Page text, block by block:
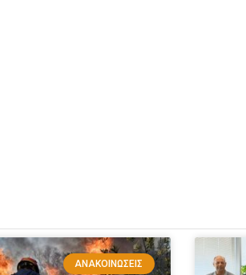
ΑΝΑΚΟΙΝΏΣΕΙΣ